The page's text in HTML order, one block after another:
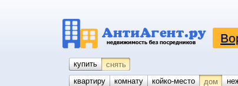
купить снять
квартиру
комнату койко-место дом